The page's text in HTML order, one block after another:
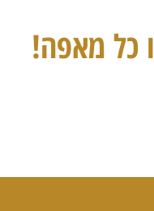
כל מאפה!